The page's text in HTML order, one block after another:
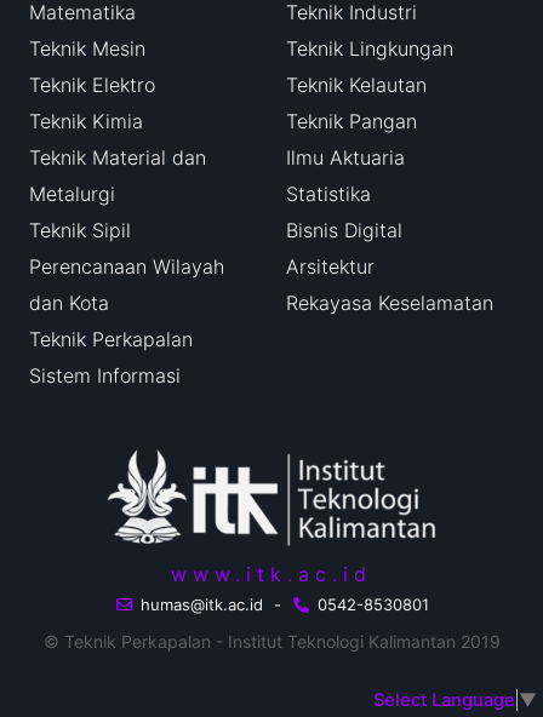
Matematika
Teknik Mesin
Teknik Elektro
Teknik Kimia
Teknik Material dan
Metalurgi
Teknik Sipil
Perencanaan Wilayah
dan Kota
Teknik Perkapalan
Sistem Informasi
Teknik Industri
Teknik Lingkungan
Teknik Kelautan
Teknik Pangan
Ilmu Aktuaria
Statistika
Bisnis Digital
Arsitektur
Rekayasa Keselamatan
www.itk.ac.id
humas@itk.ac.id - 0542-8530801
© Teknik Perkapalan - Institut Teknologi Kalimantan 2019
Select Language ▼